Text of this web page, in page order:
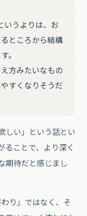
いうよりは、お
ところから結構
。
方みたいなもの
すくなりそうだ
しい」という話とい
ることで、より深く
期待だと感じまし
り」ではなく、そ